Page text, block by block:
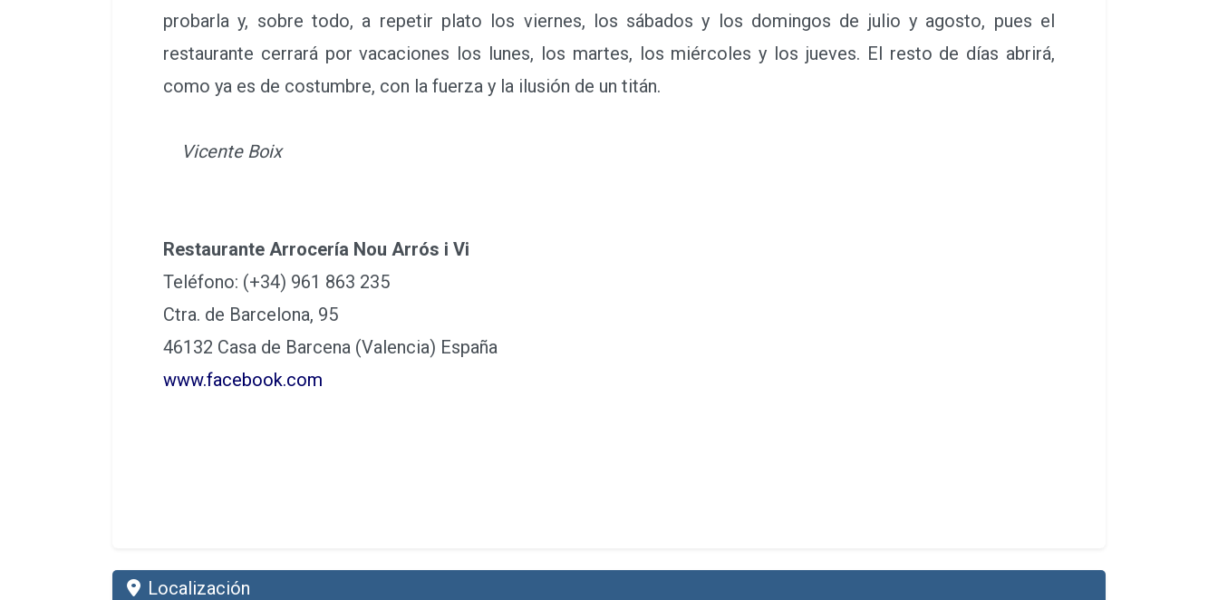
probarla y, sobre todo, a repetir plato los viernes, los sábados y los domingos de julio y agosto, pues el
restaurante cerrará por vacaciones los lunes, los martes, los miércoles y los jueves. El resto de días abrirá,
como ya es de costumbre, con la fuerza y la ilusión de un titán.
Vicente Boix
Restaurante Arrocería Nou Arrós i Vi
Teléfono: (+34) 961 863 235
Ctra. de Barcelona, 95
46132 Casa de Barcena (Valencia) España
www.facebook.com
Localización